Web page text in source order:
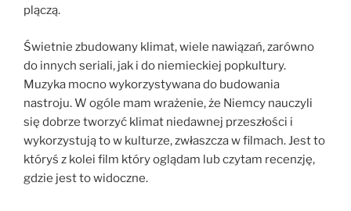
plączą.
Świetnie zbudowany klimat, wiele nawiązań, zarówno
do innych seriali, jak i do niemieckiej popkultury.
Muzyka mocno wykorzystywana do budowania
nastroju. W ogóle mam wrażenie, że Niemcy nauczyli
się dobrze tworzyć klimat niedawnej przeszłości i
wykorzystują to w kulturze, zwłaszcza w filmach. Jest to
któryś z kolei film który oglądam lub czytam recenzję,
gdzie jest to widoczne.